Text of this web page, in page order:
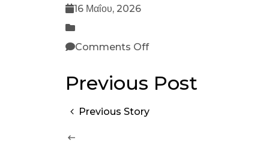
16 Μαΐου, 2026
Comments Off
Previous Post
Previous Story